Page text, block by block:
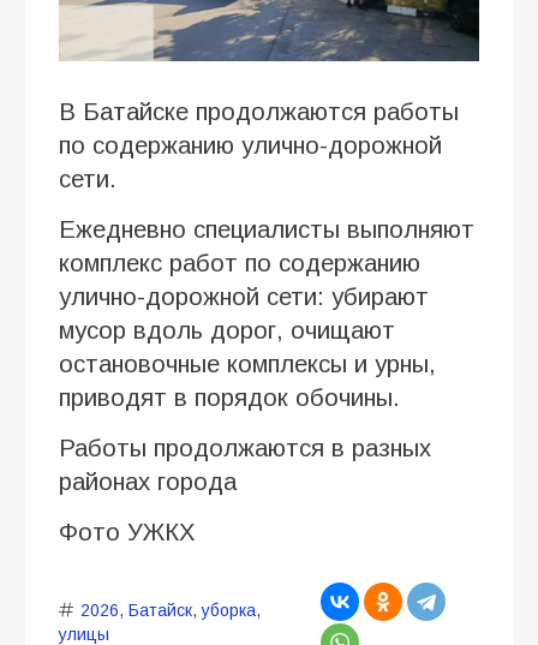
В Батайске продолжаются работы
по содержанию улично-дорожной
сети.
Ежедневно специалисты выполняют
комплекс работ по содержанию
улично-дорожной сети: убирают
мусор вдоль дорог, очищают
остановочные комплексы и урны,
приводят в порядок обочины.
Работы продолжаются в разных
районах города
Фото УЖКХ
2026, Батайск,уборка,
улицы